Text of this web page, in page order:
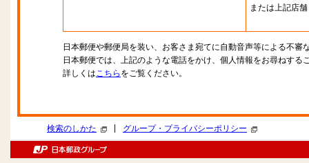
または上記店舗
日本郵便や郵便局を装い、お客さま宛てに自動音声等による不審
日本郵便では、上記のような電話をかけ、個人情報をお尋ねする
詳しくはこちら をご覧ください。
検索のしかた グループ・プライバシーポリシー